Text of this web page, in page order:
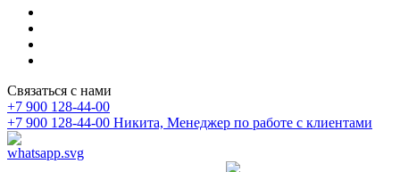
Связаться с нами
+7 900 128-44-00
+7 900 128-44-00 Никита, Менеджер по работе с клиентами